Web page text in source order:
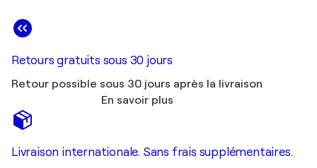
Retours gratuits sous 30 jours
Retour possible sous 30 jours après la livraison
En savoir plus
Livraison internationale. Sans frais supplémentaires.